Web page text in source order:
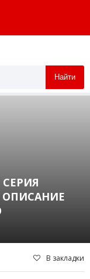
Найти
В закладки